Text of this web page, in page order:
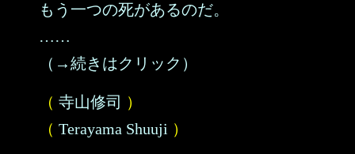
もう一つの死があるのだ。
……
（→続きはクリック）
（ 寺山修司 ）
（ Terayama Shuuji ）